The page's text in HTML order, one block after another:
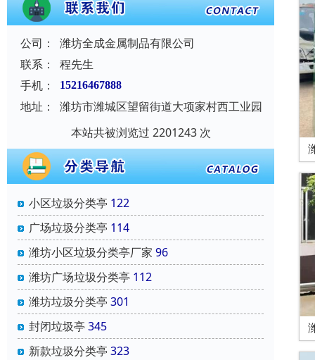
公司：
潍坊全成金属制品有限公司
联系：
程先生
手机：
15216467888
地址：
潍坊市潍城区望留街道大项家村西工业园
本站共被浏览过 2201243 次
小区垃圾分类亭 122
广场垃圾分类亭 114
潍坊小区垃圾分类亭厂家 96
潍坊广场垃圾分类亭 112
潍坊垃圾分类亭 301
封闭垃圾亭 345
新款垃圾分类亭 323